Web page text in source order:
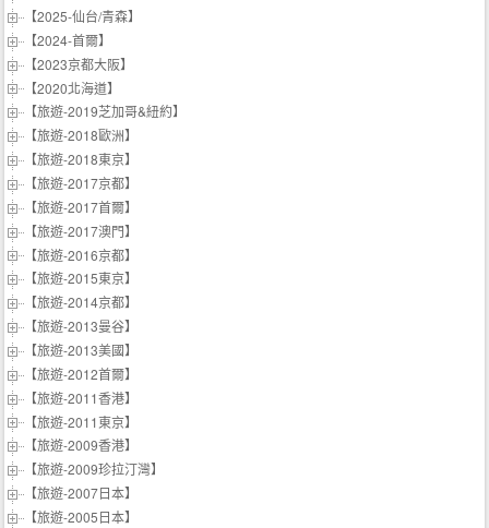
【2025-仙台/青森】
【2024-首爾】
【2023京都大阪】
【2020北海道】
【旅遊-2019芝加哥&紐約】
【旅遊-2018歐洲】
【旅遊-2018東京】
【旅遊-2017京都】
【旅遊-2017首爾】
【旅遊-2017澳門】
【旅遊-2016京都】
【旅遊-2015東京】
【旅遊-2014京都】
【旅遊-2013曼谷】
【旅遊-2013美國】
【旅遊-2012首爾】
【旅遊-2011香港】
【旅遊-2011東京】
【旅遊-2009香港】
【旅遊-2009珍拉汀灣】
【旅遊-2007日本】
【旅遊-2005日本】